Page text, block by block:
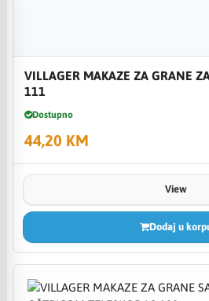
VILLAGER MAKAZE ZA GRANE
111
Dostupno
44,20 KM
View
Dodaj u